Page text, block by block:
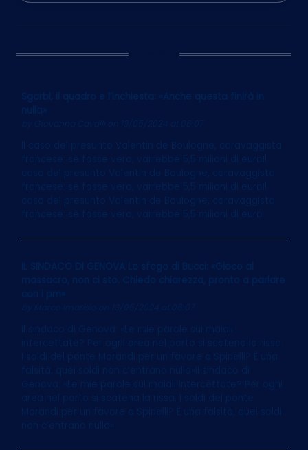
Sgarbi, il quadro e l’inchiesta: «Anche questa finirà in
nulla»
on 13/05/2024 at 06:07
Il caso del presunto Valentin de Boulogne, caravaggista
francese: se fosse vero, varrebbe 5,5 milioni di euroIl
caso del presunto Valentin de Boulogne, caravaggista
francese: se fosse vero, varrebbe 5,5 milioni di euroIl
caso del presunto Valentin de Boulogne, caravaggista
francese: se fosse vero, varrebbe 5,5 milioni di euro
IL SINDACO DI GENOVA Lo sfogo di Bucci: «Gioco al
massacro, non ci sto. Chiedo chiarezza, pronto a parlare
con i pm»
Marco Imarisio on 13/05/2024 at 06:07
Il sindaco di Genova: «Le mie parole sui maiali
intercettate? Per ogni area nel porto si scatena la rissa.
I soldi del ponte Morandi per un favore a Spinelli? È una
falsità, quei soldi non c’entrano nulla»Il sindaco di
Genova: «Le mie parole sui maiali intercettate? Per ogni
area nel porto si scatena la rissa. I soldi del ponte
Morandi per un favore a Spinelli? È una falsità, quei soldi
non c’entrano nulla»